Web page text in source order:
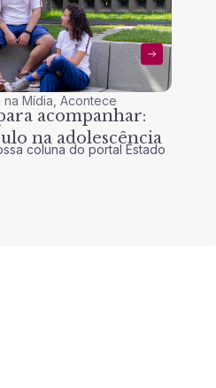
na Mídia ,Acontece
acompanhar:
na adolescência
coluna do portal Estado